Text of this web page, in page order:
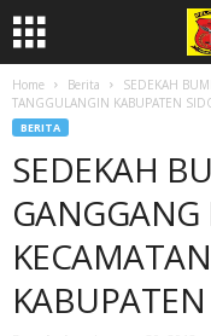
Home Berita
SEDEKAH
TANGGULANGIN KABUPATEN
BERITA
SEDEKAH
GANGGANG